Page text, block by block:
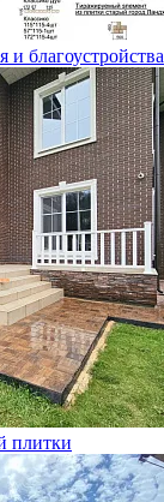
благоустройства
плитки